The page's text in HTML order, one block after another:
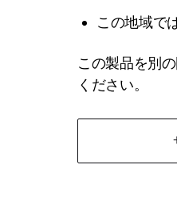
この地域で
この製品を別
ください。